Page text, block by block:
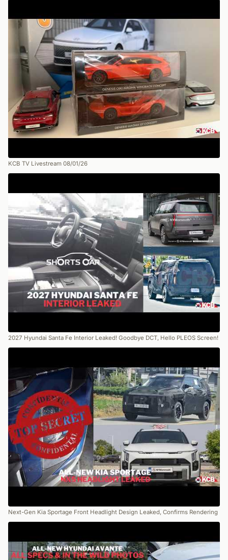
KCB TV Livestream 08/01/26
2027 Hyundai Santa Fe Interior Leaked! Goodbye DCT, Hello PLEOS Screen!
Next-Gen Kia Sportage Front Headlight Design Leaked, Confirms Rendering